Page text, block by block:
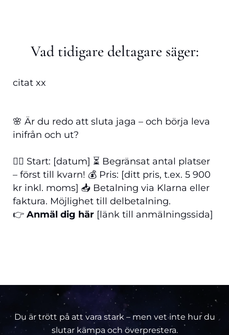
Vad tidigare deltagare säger:
citat xx
🌸 Är du redo att sluta jaga – och börja leva
inifrån och ut?
🧘‍♀️ Start: [datum] ⏳ Begränsat antal platser
– först till kvarn! 💰 Pris: [ditt pris, t.ex. 5 900
kr inkl. moms] 📥 Betalning via Klarna eller
faktura. Möjlighet till delbetalning.
👉 Anmäl dig här [länk till anmälningssida]
Du är trött på att vara stark – men vet inte hur du
slutar kämpa och överprestera.